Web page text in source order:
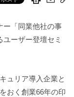
「同業他社の事
ーザー登壇セミ
ュリア導入企業と
おく創業66年の印